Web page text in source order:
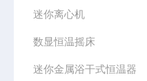
迷你离心机
数显恒温摇床
迷你金属浴干式恒温器